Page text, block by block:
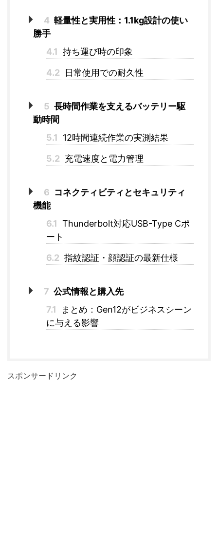
4 軽量性と実用性：1.1kg設計の使い
勝手
4.1 持ち運び時の印象
4.2 日常使用での耐久性
5 長時間作業を支えるバッテリー駆
動時間
5.1
12時間連続作業の実測結果
5.2 充電速度と電力管理
6 コネクティビティとセキュリティ
機能
6.1 Thunderbolt対応USB-Type Cポ
ート
6.2 指紋認証・顔認証の最新仕様
7 公式情報と購入先
7.1
まとめ：Gen12がビジネスシーン
に与える影響
スポンサードリンク